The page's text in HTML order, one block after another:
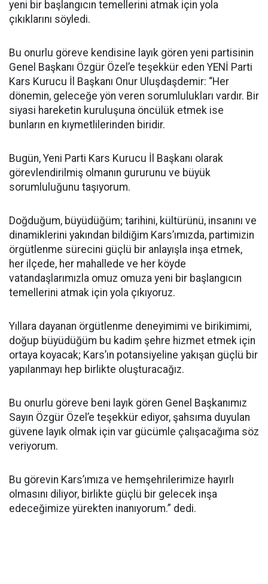
yeni bir başlangıcın temellerini atmak için yola
çıkıklarını söyledi.
Bu onurlu göreve kendisine layık gören yeni partisinin
Genel Başkanı Özgür Özel’e teşekkür eden YENİ Parti
Kars Kurucu İl Başkanı Onur Uluşdaşdemir: “Her
dönemin, geleceğe yön veren sorumlulukları vardır. Bir
siyasi hareketin kuruluşuna öncülük etmek ise
bunların en kıymetlilerinden biridir.
Bugün, Yeni Parti Kars Kurucu İl Başkanı olarak
görevlendirilmiş olmanın gururunu ve büyük
sorumluluğunu taşıyorum.
Doğduğum, büyüdüğüm; tarihini, kültürünü, insanını ve
dinamiklerini yakından bildiğim Kars’ımızda, partimizin
örgütlenme sürecini güçlü bir anlayışla inşa etmek,
her ilçede, her mahallede ve her köyde
vatandaşlarımızla omuz omuza yeni bir başlangıcın
temellerini atmak için yola çıkıyoruz.
Yıllara dayanan örgütlenme deneyimimi ve birikimimi,
doğup büyüdüğüm bu kadim şehre hizmet etmek için
ortaya koyacak; Kars’ın potansiyeline yakışan güçlü bir
yapılanmayı hep birlikte oluşturacağız.
Bu onurlu göreve beni layık gören Genel Başkanımız
Sayın Özgür Özel’e teşekkür ediyor, şahsıma duyulan
güvene layık olmak için var gücümle çalışacağıma söz
veriyorum.
Bu görevin Kars’ımıza ve hemşehrilerimize hayırlı
olmasını diliyor, birlikte güçlü bir gelecek inşa
edeceğimize yürekten inanıyorum.” dedi.